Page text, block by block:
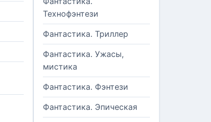
Технофэнтези
Фантастика. Триллер
Фантастика. Ужасы,
мистика
Фантастика. Фэнтези
Фантастика. Эпическая